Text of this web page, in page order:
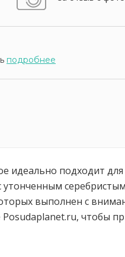
подробнее
идеально подходит для
выполнен с
чтобы